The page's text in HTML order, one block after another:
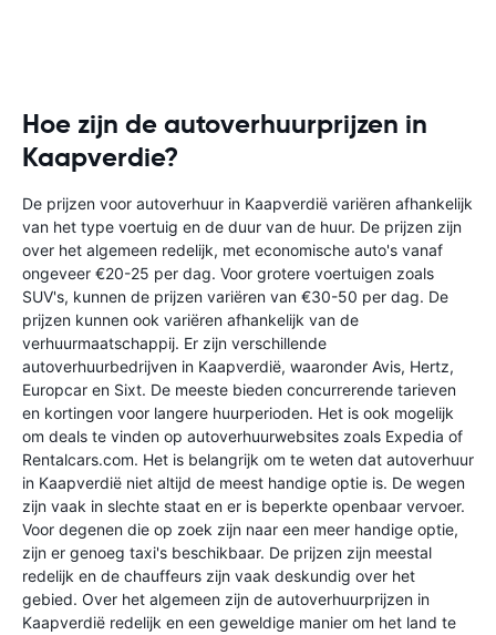
Hoe zijn de autoverhuurprijzen in
Kaapverdie?
De prijzen voor autoverhuur in Kaapverdië variëren afhankelijk
van het type voertuig en de duur van de huur. De prijzen zijn
over het algemeen redelijk, met economische auto's vanaf
ongeveer €20-25 per dag. Voor grotere voertuigen zoals
SUV's, kunnen de prijzen variëren van €30-50 per dag. De
prijzen kunnen ook variëren afhankelijk van de
verhuurmaatschappij. Er zijn verschillende
autoverhuurbedrijven in Kaapverdië, waaronder Avis, Hertz,
Europcar en Sixt. De meeste bieden concurrerende tarieven
en kortingen voor langere huurperioden. Het is ook mogelijk
om deals te vinden op autoverhuurwebsites zoals Expedia of
Rentalcars.com. Het is belangrijk om te weten dat autoverhuur
in Kaapverdië niet altijd de meest handige optie is. De wegen
zijn vaak in slechte staat en er is beperkte openbaar vervoer.
Voor degenen die op zoek zijn naar een meer handige optie,
zijn er genoeg taxi's beschikbaar. De prijzen zijn meestal
redelijk en de chauffeurs zijn vaak deskundig over het
gebied. Over het algemeen zijn de autoverhuurprijzen in
Kaapverdië redelijk en een geweldige manier om het land te